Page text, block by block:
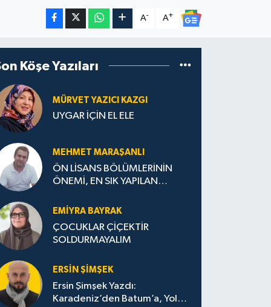
A- A+
Köşe Yazıları
MÜRVET YAZICI KAZGI
UYGAR İÇİN EL ELE
MEHMET MARAŞANLI
ÖN LİSANS BÖLÜMLERİNİN
ÖNEMİ, EN SIK YAPILAN
STRATEJİLERİ
EMIYRA BAYRAK
ÇOCUKLAR ÇİÇEKTİR
SOLDURMAYALIM
ERSIN ŞIMŞEK
Ersin Şimşek Yazdı:
Karadeniz’den Batum’a, Yolun